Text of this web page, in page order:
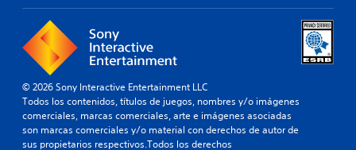
© 2026 Sony Interactive Entertainment LLC
Todos los contenidos, títulos de juegos, nombres y/o imágenes
comerciales, marcas comerciales, arte e imágenes asociadas
son marcas comerciales y/o material con derechos de autor de
sus propietarios respectivos.Todos los derechos